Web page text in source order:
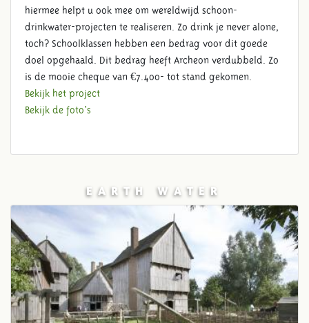
EARTH WATER
hiermee helpt u ook mee om wereldwijd schoon-
drinkwater-projecten te realiseren. Zo drink je never alone,
toch? Schoolklassen hebben een bedrag voor dit goede
doel opgehaald. Dit bedrag heeft Archeon verdubbeld. Zo
is de mooie cheque van €7.400- tot stand gekomen.
Bekijk het project
Bekijk de foto's